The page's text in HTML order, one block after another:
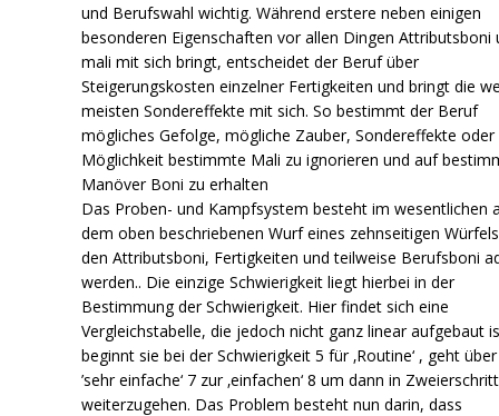
und Berufswahl wichtig. Während erstere neben einigen
besonderen Eigenschaften vor allen Dingen Attributsboni
mali mit sich bringt, entscheidet der Beruf über
Steigerungskosten einzelner Fertigkeiten und bringt die
meisten Sondereffekte mit sich. So bestimmt der Beruf
mögliches Gefolge, mögliche Zauber, Sondereffekte oder
Möglichkeit bestimmte Mali zu ignorieren und auf
Manöver Boni zu erhalten
Das Proben- und Kampfsystem besteht im wesentlichen
dem oben beschriebenen Wurf eines zehnseitigen
den Attributsboni, Fertigkeiten und teilweise Berufsboni
werden.. Die einzige Schwierigkeit liegt hierbei in der
Bestimmung der Schwierigkeit. Hier findet sich eine
Vergleichstabelle, die jedoch nicht ganz linear aufgebaut
beginnt sie bei der Schwierigkeit 5 für ‚Routine‘ , geht
’sehr einfache‘ 7 zur ‚einfachen‘ 8 um dann in
weiterzugehen. Das Problem besteht nun darin, dass